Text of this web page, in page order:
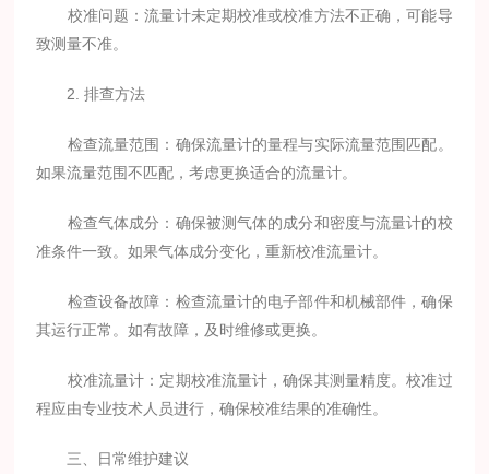
校准问题：流量计未定期校准或校准方法不正确，可能导
致测量不准。
2. 排查方法
检查流量范围：确保流量计的量程与实际流量范围匹配。
如果流量范围不匹配，考虑更换适合的流量计。
检查气体成分：确保被测气体的成分和密度与流量计的校
准条件一致。如果气体成分变化，重新校准流量计。
检查设备故障：检查流量计的电子部件和机械部件，确保
其运行正常。如有故障，及时维修或更换。
校准流量计：定期校准流量计，确保其测量精度。校准过
程应由专业技术人员进行，确保校准结果的准确性。
三、日常维护建议